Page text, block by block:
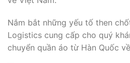
Nắm bắt những yếu tố then
Logistics cung cấp cho quý
chuyển quần áo từ Hàn Quốc